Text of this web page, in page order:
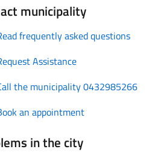
municipality
frequently asked questions
Assistance
the municipality 0432985266
an appointment
in the city